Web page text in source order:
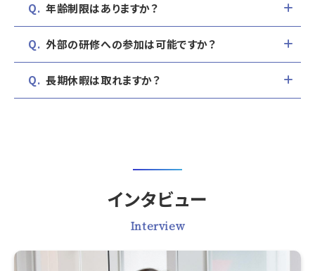
年齢制限はありますか？
外部の研修への参加は可能ですか？
長期休暇は取れますか？
インタビュー
Interview